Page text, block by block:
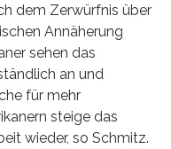
dem Zerwürfnis über
Annäherung
sehen das
an und
für mehr
steige das
wieder, so Schmitz.